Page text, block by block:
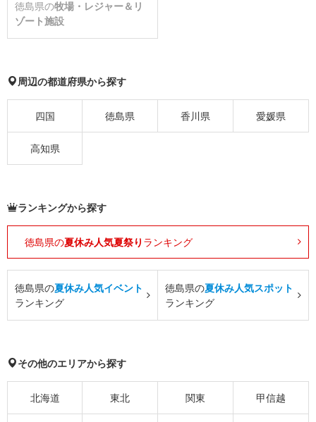
徳島県の牧場・レジャー＆リ
ゾート施設
周辺の都道府県から探す
四国 徳島県 香川県 愛媛県
高知県
ランキングから探す
徳島県の夏休み人気夏祭り ランキング
徳島県の夏休み人気イベント
ランキング
徳島県の夏休み人気スポット
ランキング
その他のエリアから探す
北海道 東北 関東 甲信越